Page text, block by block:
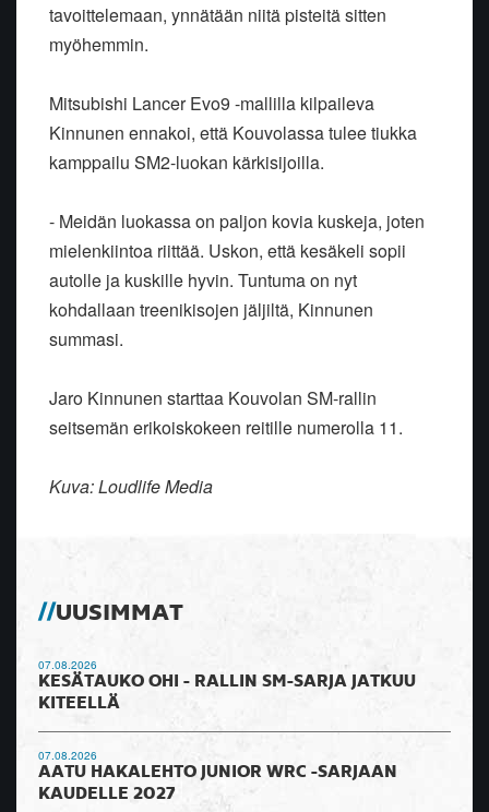
tavoittelemaan, ynnätään niitä pisteitä sitten
myöhemmin.
Mitsubishi Lancer Evo9 -mallilla kilpaileva
Kinnunen ennakoi, että Kouvolassa tulee tiukka
kamppailu SM2-luokan kärkisijoilla.
- Meidän luokassa on paljon kovia kuskeja, joten
mielenkiintoa riittää. Uskon, että kesäkeli sopii
autolle ja kuskille hyvin. Tuntuma on nyt
kohdallaan treenikisojen jäljiltä, Kinnunen
summasi.
Jaro Kinnunen starttaa Kouvolan SM-rallin
seitsemän erikoiskokeen reitille numerolla 11.
Kuva: Loudlife Media
UUSIMMAT
07.08.2026
KESÄTAUKO OHI - RALLIN SM-SARJA JATKUU
KITEELLÄ
07.08.2026
AATU HAKALEHTO JUNIOR WRC -SARJAAN
KAUDELLE 2027